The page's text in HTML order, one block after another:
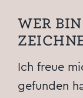
WER
Ich freue
gefunden